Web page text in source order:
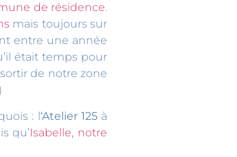
de résidence.
mais toujours sur
entre une année
était temps pour
de notre zone
: l ‘Atelier 125à
qu’Isabelle, notre